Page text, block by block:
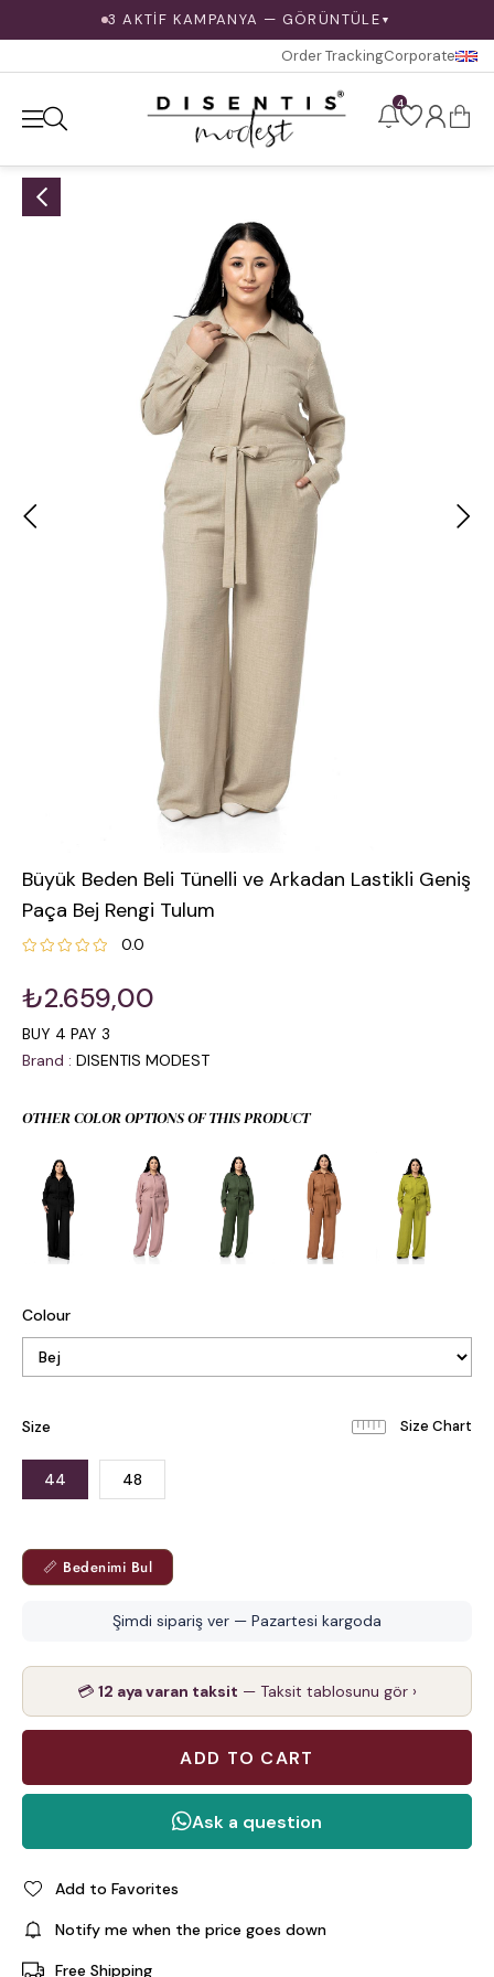
3 AKTİF KAMPANYA — GÖRÜNTÜLE ▼
Order TrackingCorporate
4
Büyük Beden Beli Tünelli ve Arkadan Lastikli Geniş
Paça Bej Rengi Tulum
0.0
₺2.659,00
BUY 4 PAY 3
Brand : DISENTIS MODEST
OTHER COLOR OPTIONS OF THIS PRODUCT
Colour
Size
44 48
📏 Bedenimi Bul
Şimdi sipariş ver — Pazartesi kargoda
💳 12 aya varan taksit — Taksit tablosunu gör ›
Add to Favorites
Notify me when the price goes down
Free Shipping